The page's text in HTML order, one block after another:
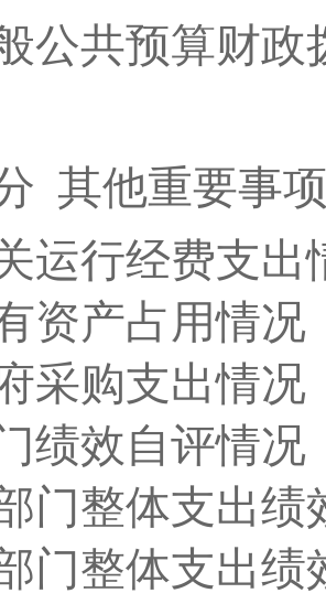
公共预算财政
其他重要事
运行经费支出
资产占用情况
采购支出情况
绩效自评情况
门整体支出
门整体支出